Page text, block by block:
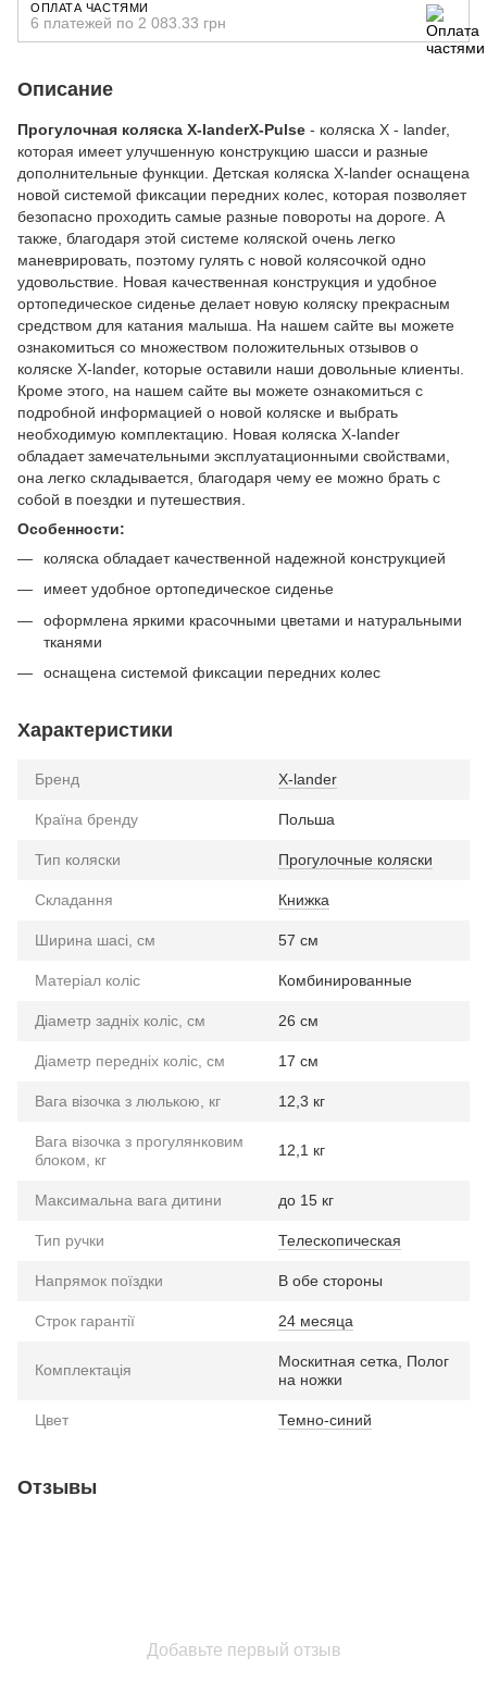
ОПЛАТА ЧАСТЯМИ
6 платежей по 2 083.33 грн
Описание
Прогулочная коляска X-landerX-Pulse - коляска Х - lander,
которая имеет улучшенную конструкцию шасси и разные
дополнительные функции. Детская коляска X-lander оснащена
новой системой фиксации передних колес, которая позволяет
безопасно проходить самые разные повороты на дороге. А
также, благодаря этой системе коляской очень легко
маневрировать, поэтому гулять с новой колясочкой одно
удовольствие. Новая качественная конструкция и удобное
ортопедическое сиденье делает новую коляску прекрасным
средством для катания малыша. На нашем сайте вы можете
ознакомиться со множеством положительных отзывов о
коляске X-lander, которые оставили наши довольные клиенты.
Кроме этого, на нашем сайте вы можете ознакомиться с
подробной информацией о новой коляске и выбрать
необходимую комплектацию. Новая коляска Х-lander
обладает замечательными эксплуатационными свойствами,
она легко складывается, благодаря чему ее можно брать с
собой в поездки и путешествия.
Особенности:
коляска обладает качественной надежной конструкцией
имеет удобное ортопедическое сиденье
оформлена яркими красочными цветами и натуральными
тканями
оснащена системой фиксации передних колес
Характеристики
Бренд X-lander
Країна бренду Польша
Тип коляски Прогулочные коляски
Складання Книжка
Ширина шасі, см 57 см
Матеріал коліс Комбинированные
Діаметр задніх коліс, см 26 см
Діаметр передніх коліс, см 17 см
Вага візочка з люлькою, кг 12,3 кг
Вага візочка з прогулянковим
блоком, кг
12,1 кг
Максимальна вага дитини до 15 кг
Тип ручки Телескопическая
Напрямок поїздки В обе стороны
Строк гарантії 24 месяца
Комплектація
Москитная сетка, Полог
на ножки
Цвет Темно-синий
Отзывы
Добавьте первый отзыв